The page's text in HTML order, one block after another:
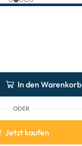
In den Warenkorb
ODER
Jetzt kaufen